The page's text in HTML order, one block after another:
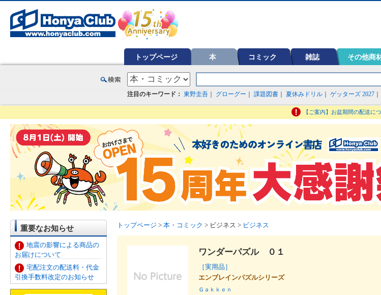
トップページ 本 コミック 雑誌 その他商
注目のキーワード： 東野圭吾 グローグー 課題図書 夏休みドリル ゲッターズ 2027
【ご案内】お盆期間の配送に
重要なお知らせ
地震の影響による商品の
お届けについて
宅配注文の配送料・代金
引換手数料改定のお知らせ
トップページ > 本・コミック > ビジネス > ビジネス
ワンダーパズル ０１
［実用品］
エンブレインパズルシリーズ
Ｇａｋｋｅｎ